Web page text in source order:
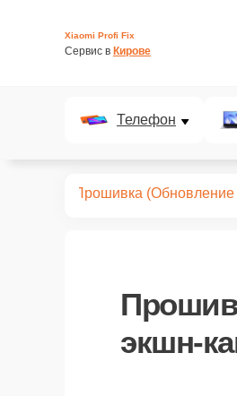
Xiaomi Profi Fix
Сервис в Кирове
Телефон
Прошивка
экшн-